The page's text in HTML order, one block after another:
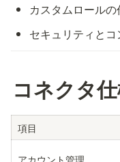
カスタムロール
セキュリティと
コネクタ
項目
アカウント管理